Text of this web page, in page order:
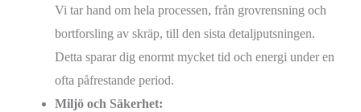
Vi tar hand om hela processen, från grovrensning och
bortforsling av skräp, till den sista detaljputsningen.
Detta sparar dig enormt mycket tid och energi under en
ofta påfrestande period.
Miljö och Säkerhet: